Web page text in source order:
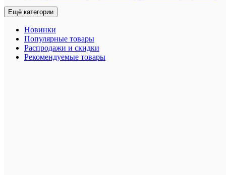
Ещё категории
Новинки
Популярные товары
Распродажи и скидки
Рекомендуемые товары